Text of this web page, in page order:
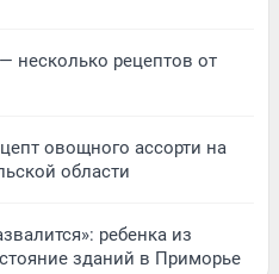
несколько рецептов от
овощного ассорти на
области
ребенка из
зданий в Приморье